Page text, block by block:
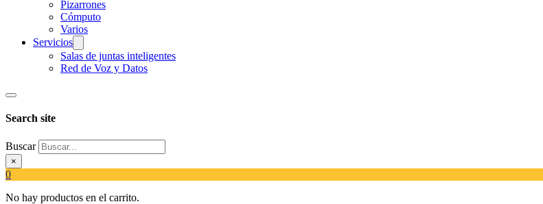
Pizarrones
Cómputo
Varios
Servicios
Salas de juntas inteligentes
Red de Voz y Datos
Search site
Buscar
×
0
No hay productos en el carrito.